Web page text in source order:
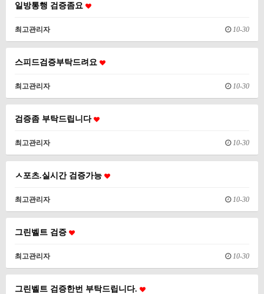
일방통행 검증좀요
최고관리자 10-30
스피드검증부탁드려요
최고관리자 10-30
검증좀 부탁드립니다
최고관리자 10-30
ㅅ포츠.실시간 검증가능
최고관리자 10-30
그린벨트 검증
최고관리자 10-30
그린벨트 검증한번 부탁드립니다.